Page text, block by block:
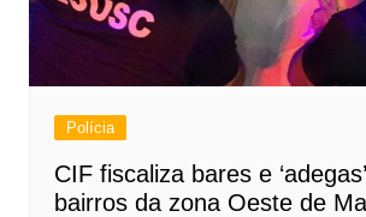
Polícia
CIF fiscaliza bares e
bairros da zona Oeste de